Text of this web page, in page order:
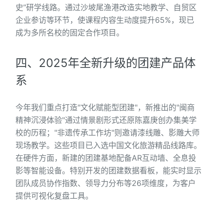
史”研学线路。通过沙坡尾渔港改造实地教学、自贸区
企业参访等环节，使课程内容生动度提升65%，现已
成为多所名校的固定合作项目。
四、2025年全新升级的团建产品体
系
今年我们重点打造"文化赋能型团建"，新推出的"闽商
精神沉浸体验"通过情景剧形式还原陈嘉庚创办集美学
校的历程；"非遗传承工作坊"则邀请漆线雕、影雕大师
现场教学。这些项目已入选中国文化旅游精品线路库。
在硬件方面，新建的团建基地配备AR互动墙、全息投
影等智能设备。特别开发的团建数据看板，能实时显示
团队成员协作指数、领导力分布等26项维度，为客户
提供可视化复盘工具。